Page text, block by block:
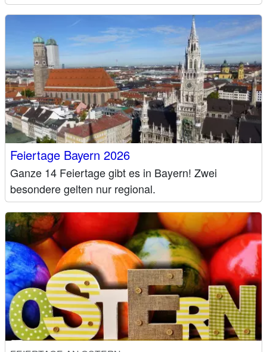
Feiertage Bayern 2026
Ganze 14 Feiertage gibt es in Bayern! Zwei
besondere gelten nur regional.